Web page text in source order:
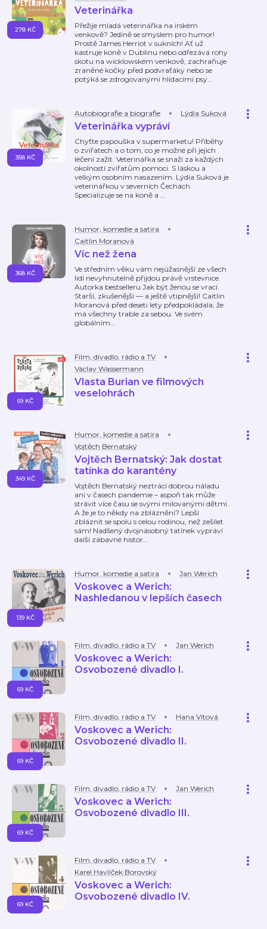
Veterinářka
Přežije mladá veterinářka na irském
venkově? Jedině se smyslem pro humor!
Prostě James Herriot v sukních! Ať už
kastruje koně v Dublinu nebo odřezává rohy
skotu na wicklowském venkově, zachraňuje
zraněné kočky před podvraťáky nebo se
potýká se zdrogovanými hlídacími psy…
278 KČ
Autobiografie a biografie Lýdia Suková
Veterinářka vypráví
Chyťte papouška v supermarketu! Příběhy
o zvířatech a o tom, co je možné při jejich
léčení zažít. Veterinářka se snaží za každých
okolností zvířatům pomoci. S láskou a
velkým osobním nasazením. Lýdia Suková je
veterinářkou v severních Čechách.
Specializuje se na koně a …
358 KČ
Humor, komedie a satira
Caitlin Moranová
Víc než žena
Ve středním věku vám nejúžasnější ze všech
lidí nevyhnutelně přijdou právě vrstevnice.
Autorka bestselleru Jak být ženou se vrací.
Starší, zkušenější — a ještě vtipnější! Caitlin
Moranová před deseti lety předpokládala, že
má všechny trable za sebou. Ve svém
globálním…
368 KČ
Film, divadlo, rádio a TV
Václav Wassermann
Vlasta Burian ve filmových
veselohrách
69 KČ
Humor, komedie a satira
Vojtěch Bernatský
Vojtěch Bernatský: Jak dostat
tatínka do karantény
Vojtěch Bernatský neztrácí dobrou náladu
ani v časech pandemie – aspoň tak může
strávit více času se svými milovanými dětmi.
A že je to někdy na zbláznění? Lepší
zbláznit se spolu s celou rodinou, než zešílet
sám! Nadšený dvojnásobný tatínek vypráví
další zábavné histor…
349 KČ
Humor, komedie a satira Jan Werich
Voskovec a Werich:
Nashledanou v lepších časech
139 KČ
Film, divadlo, rádio a TV Jan Werich
Voskovec a Werich:
Osvobozené divadlo I.
69 KČ
Film, divadlo, rádio a TV Hana Vítová
Voskovec a Werich:
Osvobozené divadlo II.
69 KČ
Film, divadlo, rádio a TV Jan Werich
Voskovec a Werich:
Osvobozené divadlo III.
69 KČ
Film, divadlo, rádio a TV
Karel Havlíček Borovský
Voskovec a Werich:
Osvobozené divadlo IV.
69 KČ